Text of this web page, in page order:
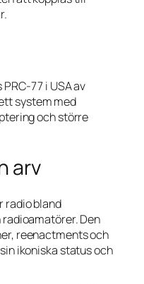
77 i USA av
system med
och större
arv
radio bland
Den
reenactments och
ikoniska status och